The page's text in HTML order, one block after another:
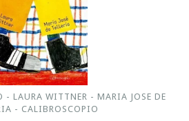
- LAURA WITTNER - MARIA JOSE DE
- CALIBROSCOPIO